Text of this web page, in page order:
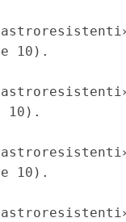
10).
10).
10).